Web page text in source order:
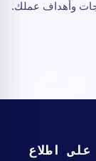
وأهداف عملك.
اطلاع